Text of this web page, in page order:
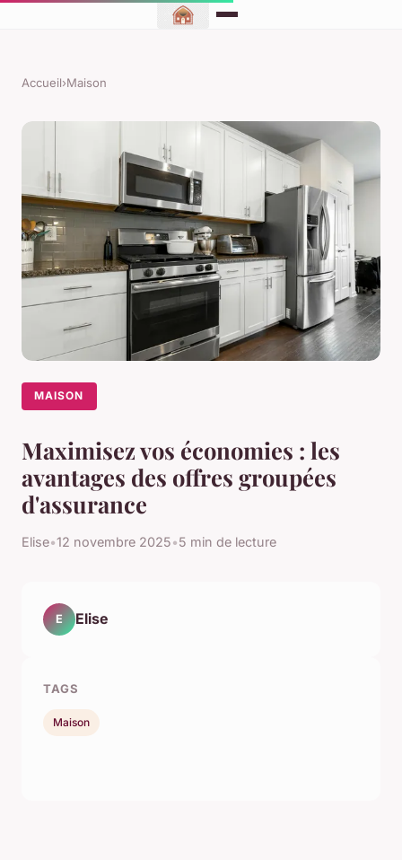
Accueil›Maison
MAISON
Maximisez vos économies : les
avantages des offres groupées
d'assurance
Elise•12 novembre 2025•5 min de lecture
E Elise
TAGS
Maison